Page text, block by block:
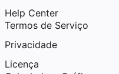
Help Center
Termos de Serviço
Privacidade
Licença